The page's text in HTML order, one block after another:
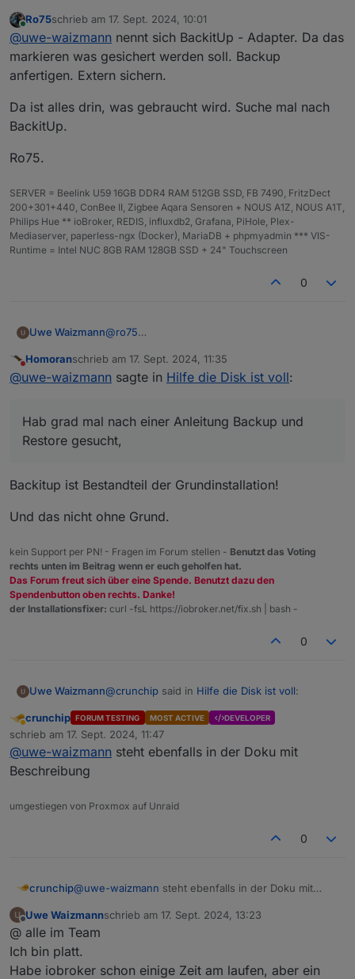
Hab grad mal nach einer Anleitung Backup und
Restore gesucht, finde aber nichts hier im
Forum.
Gibt es so etwas?
Was genau wird bei einem Backup gesichert?
Was muss ich bei Neuinstallation alles selbst
installieren?
Adapter? Adapter Einstellungen?
Datenpunkte?
gesichert
Ro75schrieb am 17. Sept. 2024, 10:01
zuletzt editiert von
@uwe-waizmann nennt sich BackitUp - Adapter. Da das
markieren was gesichert werden soll. Backup
anfertigen. Extern sichern.
Da ist alles drin, was gebraucht wird. Suche mal nach
BackitUp.
Ro75.
SERVER = Beelink U59 16GB DDR4 RAM 512GB SSD, FB 7490, FritzDect
200+301+440, ConBee II, Zigbee Aqara Sensoren + NOUS A1Z, NOUS A1T,
Philips Hue ** ioBroker, REDIS, influxdb2, Grafana, PiHole, Plex-
Mediaserver, paperless-ngx (Docker), MariaDB + phpmyadmin *** VIS-
Runtime = Intel NUC 8GB RAM 128GB SSD + 24" Touchscreen
0
Uwe Waizmann@ro75
Hab grad mal nach einer Anleitung Backup und
Restore gesucht, finde aber nichts hier im
Was genau wird bei einem Backup gesichert?
Was muss ich bei Neuinstallation alles selbst
Datenpunkte?
Die Scripte, Nodered, VIS hab ich schon
Nicht stören
Homoranschrieb am 17. Sept. 2024, 11:35
zuletzt editiert von
@uwe-waizmann sagte in Hilfe die Disk ist voll:
Hab grad mal nach einer Anleitung Backup und
Restore gesucht,
Backitup ist Bestandteil der Grundinstallation!
Und das nicht ohne Grund.
kein Support per PN! - Fragen im Forum stellen - Benutzt das Voting
rechts unten im Beitrag wenn er euch geholfen hat.
Das Forum freut sich über eine Spende. Benutzt dazu den
Spendenbutton oben rechts. Danke!
der Installationsfixer: curl -fsL https://iobroker.net/fix.sh | bash -
0
Uwe Waizmann@crunchip said in Hilfe die Disk ist voll:
@uwe-waizmann
ist voll :
Gibt es eigentlich eine Übersicht aller
Abwesend
crunchip FORUM TESTING MOST ACTIVE DEVELOPER
schrieb am 17. Sept. 2024, 11:47
zuletzt editiert von
@uwe-waizmann steht ebenfalls in der Doku mit
Beschreibung
umgestiegen von Proxmox auf Unraid
0
crunchip@uwe-waizmann steht ebenfalls in der Doku mit
Offline
Uwe Waizmannschrieb am 17. Sept. 2024, 13:23
zuletzt editiert von
@ alle im Team
Ich bin platt.
Habe iobroker schon einige Zeit am laufen, aber ein